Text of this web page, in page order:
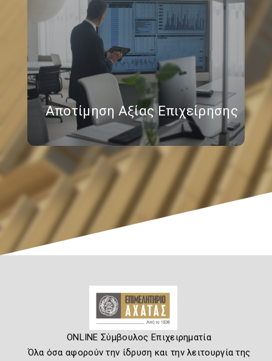
Αποτίμηση Αξίας Επιχείρησης
ONLINE Σύμβουλος Επιχειρηματία
Όλα όσα αφορούν την ίδρυση και την λειτουργία της